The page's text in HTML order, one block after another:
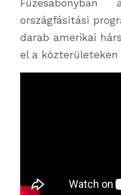
országfásítási
darab amerikai
el a közterületeken